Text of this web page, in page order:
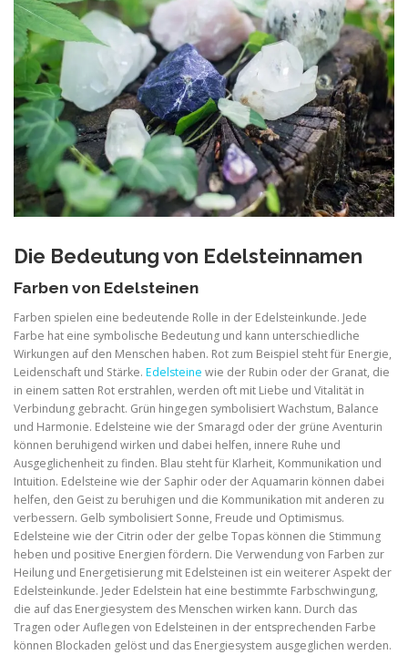
Die Bedeutung von Edelsteinnamen
Farben von Edelsteinen
Farben spielen eine bedeutende Rolle in der Edelsteinkunde. Jede
Farbe hat eine symbolische Bedeutung und kann unterschiedliche
Wirkungen auf den Menschen haben. Rot zum Beispiel steht für Energie,
Leidenschaft und Stärke. Edelsteine wie der Rubin oder der Granat, die
in einem satten Rot erstrahlen, werden oft mit Liebe und Vitalität in
Verbindung gebracht. Grün hingegen symbolisiert Wachstum, Balance
und Harmonie. Edelsteine wie der Smaragd oder der grüne Aventurin
können beruhigend wirken und dabei helfen, innere Ruhe und
Ausgeglichenheit zu finden. Blau steht für Klarheit, Kommunikation und
Intuition. Edelsteine wie der Saphir oder der Aquamarin können dabei
helfen, den Geist zu beruhigen und die Kommunikation mit anderen zu
verbessern. Gelb symbolisiert Sonne, Freude und Optimismus.
Edelsteine wie der Citrin oder der gelbe Topas können die Stimmung
heben und positive Energien fördern. Die Verwendung von Farben zur
Heilung und Energetisierung mit Edelsteinen ist ein weiterer Aspekt der
Edelsteinkunde. Jeder Edelstein hat eine bestimmte Farbschwingung,
die auf das Energiesystem des Menschen wirken kann. Durch das
Tragen oder Auflegen von Edelsteinen in der entsprechenden Farbe
können Blockaden gelöst und das Energiesystem ausgeglichen werden.